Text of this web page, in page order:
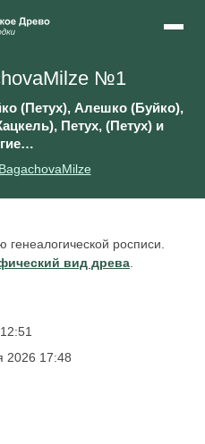
№1
(Петух), Алешко (Буйко),
Петух, (Петух) и
BagachovaMilze
росписи.
вид древа
2026 17:48